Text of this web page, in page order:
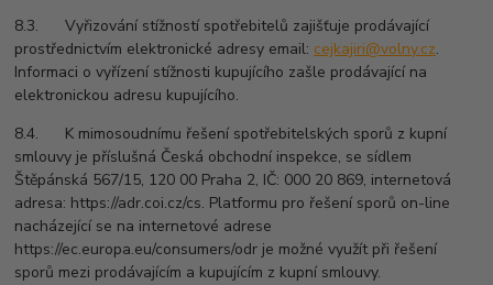
8.3. Vyřizování stížností spotřebitelů zajišťuje prodávající
prostřednictvím elektronické adresy email: cejkajiri@volny.cz.
Informaci o vyřízení stížnosti kupujícího zašle prodávající na
elektronickou adresu kupujícího.
8.4. K mimosoudnímu řešení spotřebitelských sporů z kupní
smlouvy je příslušná Česká obchodní inspekce, se sídlem
Štěpánská 567/15, 120 00 Praha 2, IČ: 000 20 869, internetová
adresa: https://adr.coi.cz/cs. Platformu pro řešení sporů on-line
nacházející se na internetové adrese
https://ec.europa.eu/consumers/odr je možné využít při řešení
sporů mezi prodávajícím a kupujícím z kupní smlouvy.